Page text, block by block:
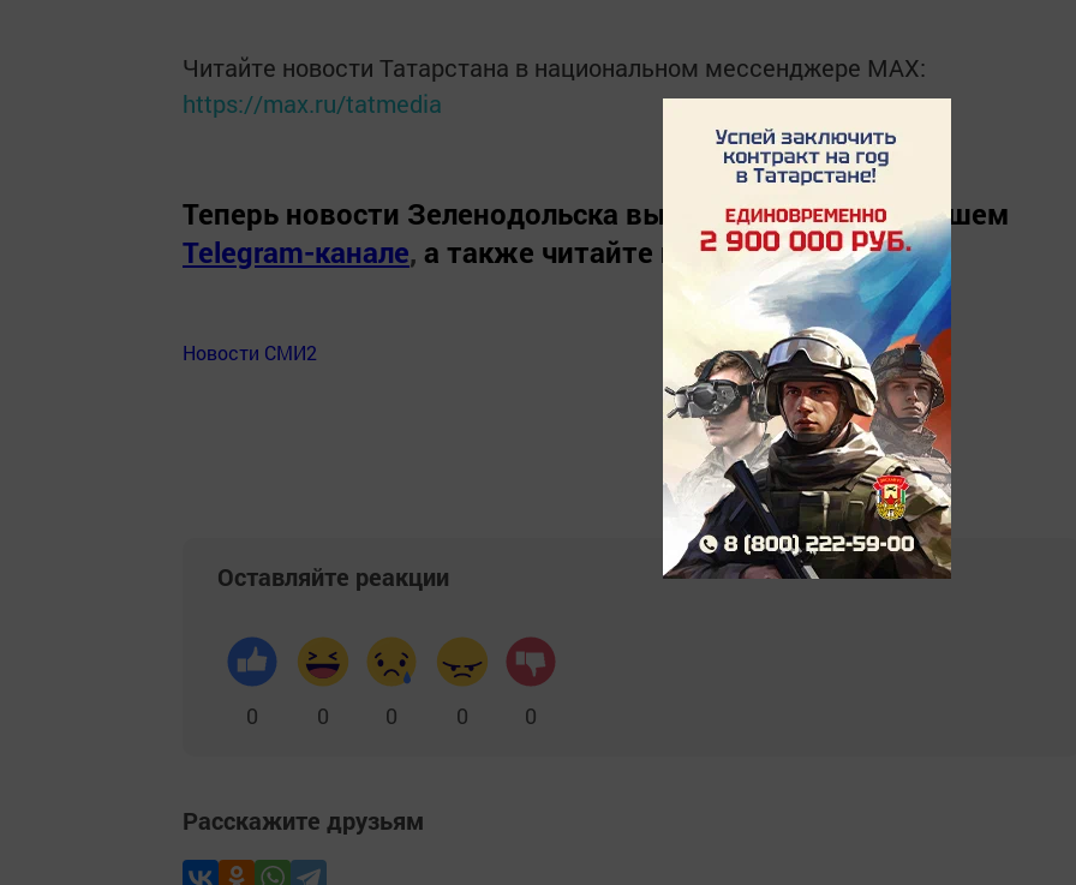
Читайте новости Татарстана в национальном мессенджере MАХ:
https://max.ru/tatmedia
Теперь новости Зеленодольска вы можете узнать в нашем
Telegram-канале, а также читайте нас в«Дзен».
Новости СМИ2
Оставляйте реакции
0 0 0 0 0
Расскажите друзьям